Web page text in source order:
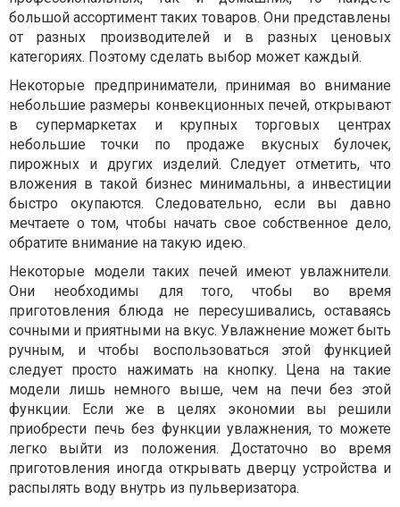
большой ассортимент таких товаров. Они представлены
от разных производителей и в разных ценовых
категориях. Поэтому сделать выбор может каждый.
Некоторые предприниматели, принимая во внимание
небольшие размеры конвекционных печей, открывают
в супермаркетах и крупных торговых центрах
небольшие точки по продаже вкусных булочек,
пирожных и других изделий. Следует отметить, что
вложения в такой бизнес минимальны, а инвестиции
быстро окупаются. Следовательно, если вы давно
мечтаете о том, чтобы начать свое собственное дело,
обратите внимание на такую идею.
Некоторые модели таких печей имеют увлажнители.
Они необходимы для того, чтобы во время
приготовления блюда не пересушивались, оставаясь
сочными и приятными на вкус. Увлажнение может быть
ручным, и чтобы воспользоваться этой функцией
следует просто нажимать на кнопку. Цена на такие
модели лишь немного выше, чем на печи без этой
функции. Если же в целях экономии вы решили
приобрести печь без функции увлажнения, то можете
легко выйти из положения. Достаточно во время
приготовления иногда открывать дверцу устройства и
распылять воду внутрь из пульверизатора.